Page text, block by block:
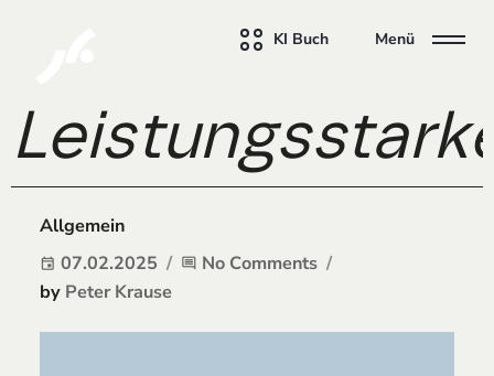
KI Buch Menü
Allgemein
event 07.02.2025 comment No Comments
by Peter Krause